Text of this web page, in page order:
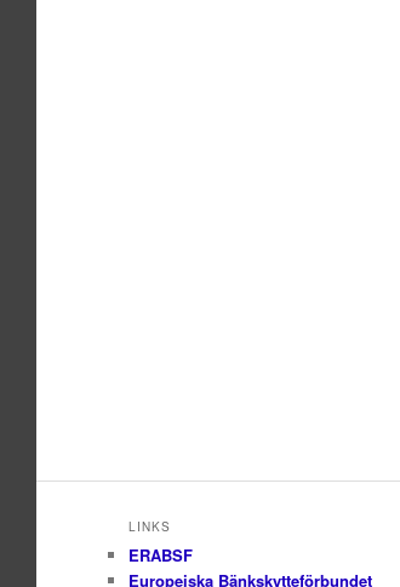
LINKS
ERABSF
Europeiska Bänkskytteförbundet